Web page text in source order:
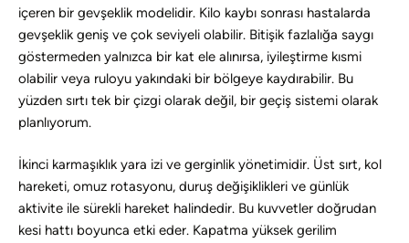
içeren bir gevşeklik modelidir. Kilo kaybı sonrası hastalarda
gevşeklik geniş ve çok seviyeli olabilir. Bitişik fazlalığa saygı
göstermeden yalnızca bir kat ele alınırsa, iyileştirme kısmi
olabilir veya ruloyu yakındaki bir bölgeye kaydırabilir. Bu
yüzden sırtı tek bir çizgi olarak değil, bir geçiş sistemi olarak
planlıyorum.
İkinci karmaşıklık yara izi ve gerginlik yönetimidir. Üst sırt, kol
hareketi, omuz rotasyonu, duruş değişiklikleri ve günlük
aktivite ile sürekli hareket halindedir. Bu kuvvetler doğrudan
kesi hattı boyunca etki eder. Kapatma yüksek gerilim